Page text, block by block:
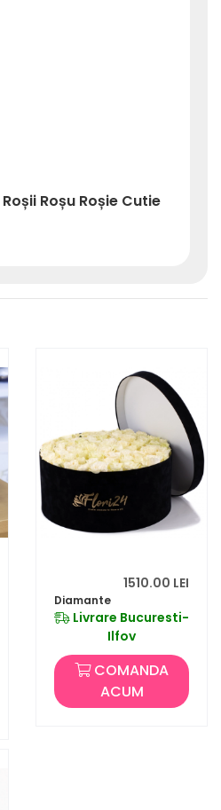
Roșii Roșu Roșie Cutie
1510.00 LEI
Diamante
Livrare Bucuresti-
Ilfov
COMANDA
ACUM